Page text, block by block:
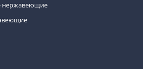
нержавеющие